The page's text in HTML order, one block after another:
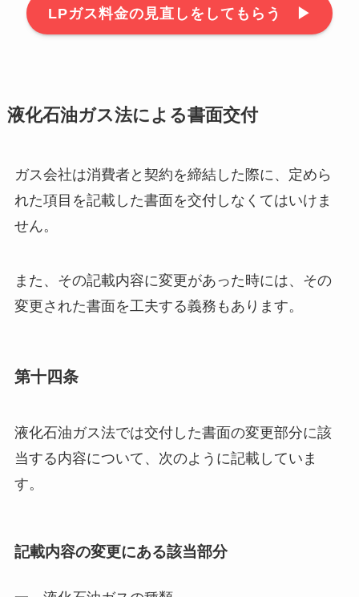
LPガス料金の見直しをしてもらう ▶︎
液化石油ガス法による書面交付
ガス会社は消費者と契約を締結した際に、定めら
れた項目を記載した書面を交付しなくてはいけま
せん。
また、その記載内容に変更があった時には、その
変更された書面を工夫する義務もあります。
第十四条
液化石油ガス法では交付した書面の変更部分に該
当する内容について、次のように記載していま
す。
記載内容の変更にある該当部分